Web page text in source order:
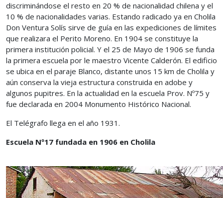
discriminándose el resto en 20 % de nacionalidad chilena y el
10 % de nacionalidades varias. Estando radicado ya en Cholila
Don Ventura Solís sirve de guía en las expediciones de límites
que realizara el Perito Moreno. En 1904 se constituye la
primera institución policial. Y el 25 de Mayo de 1906 se funda
la primera escuela por le maestro Vicente Calderón. El edificio
se ubica en el paraje Blanco, distante unos 15 km de Cholila y
aún conserva la vieja estructura construida en adobe y
algunos pupitres. En la actualidad en la escuela Prov. Nº75 y
fue declarada en 2004 Monumento Histórico Nacional.
El Telégrafo llega en el año 1931.
Escuela Nº17 fundada en 1906 en Cholila